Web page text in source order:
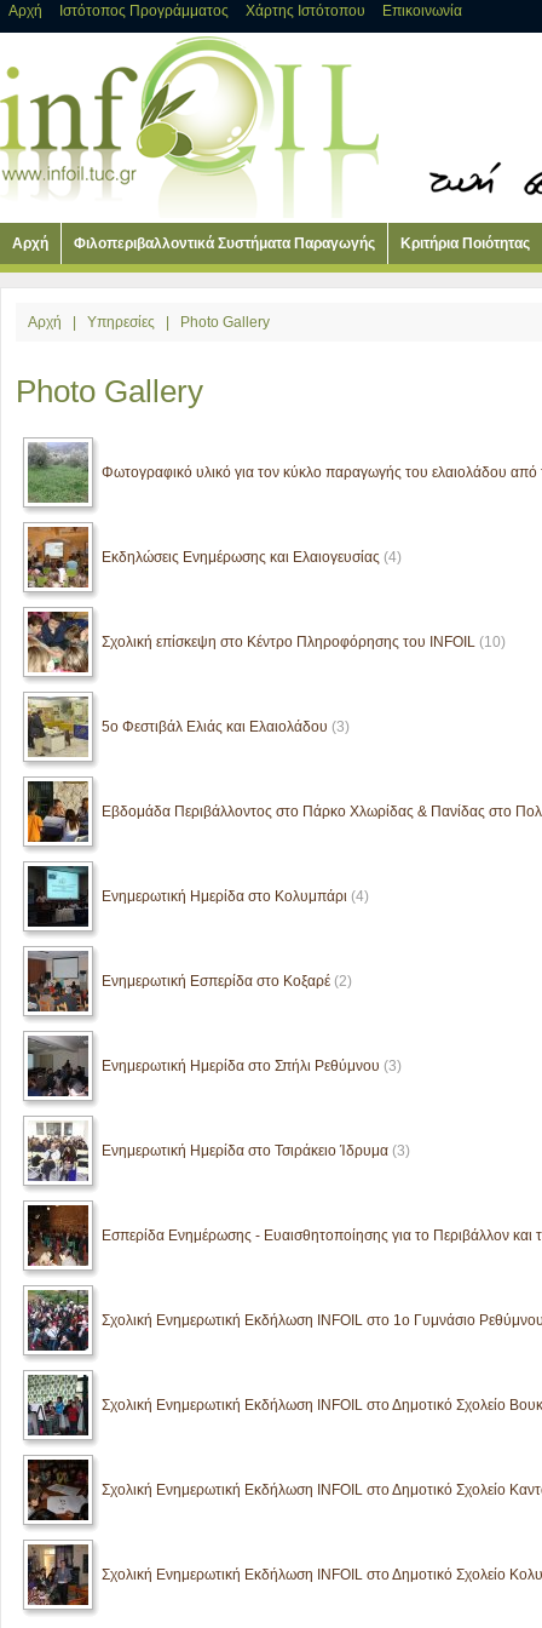
Αρχή Ιστότοπος Προγράμματος Χάρτης Ιστότοπου Επικοινωνία
Αρχή Φιλοπεριβαλλοντικά Συστήματα Παραγωγής Κριτήρια Ποιότητας
Αρχή Υπηρεσίες Photo Gallery
Photo Gallery
Φωτογραφικό υλικό για τον κύκλο παραγωγής του ελαιολάδου
Εκδηλώσεις Ενημέρωσης και Ελαιογευσίας (4)
Σχολική επίσκεψη στο Κέντρο Πληροφόρησης του INFOIL (10)
5ο Φεστιβάλ Ελιάς και Ελαιολάδου (3)
Εβδομάδα Περιβάλλοντος στο Πάρκο Χλωρίδας & Πανίδας στο
Ενημερωτική Ημερίδα στο Κολυμπάρι (4)
Ενημερωτική Εσπερίδα στο Κοξαρέ (2)
Ενημερωτική Ημερίδα στο Σπήλι Ρεθύμνου (3)
Ενημερωτική Ημερίδα στο Τσιράκειο Ίδρυμα (3)
Εσπερίδα Ενημέρωσης - Ευαισθητοποίησης για το Περιβάλλον και
Σχολική Ενημερωτική Εκδήλωση INFOIL στο 1ο Γυμνάσιο
Σχολική Ενημερωτική Εκδήλωση INFOIL στο Δημοτικό Σχολείο
Σχολική Ενημερωτική Εκδήλωση INFOIL στο Δημοτικό Σχολείο
Σχολική Ενημερωτική Εκδήλωση INFOIL στο Δημοτικό Σχολείο